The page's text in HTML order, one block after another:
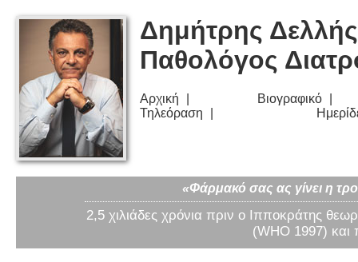
Δημήτρης
Παθολόγος
Αρχική
Βιογραφικό
Τηλεόραση
«Φάρμακό σας ας γίνει η
2,5 χιλιάδες χρόνια πριν ο Ιπποκράτης
(WHO 1997) και